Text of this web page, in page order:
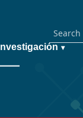
Investigación ▾